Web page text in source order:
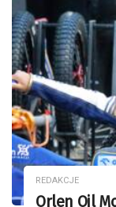
REDAKCJE
Orlen Oil